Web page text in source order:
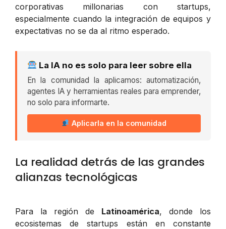
corporativas millonarias con startups,
especialmente cuando la integración de equipos y
expectativas no se da al ritmo esperado.
La IA no es solo para leer sobre ella
En la comunidad la aplicamos: automatización,
agentes IA y herramientas reales para emprender,
no solo para informarte.
Aplicarla en la comunidad
La realidad detrás de las grandes
alianzas tecnológicas
Para la región de Latinoamérica, donde los
ecosistemas de startups están en constante